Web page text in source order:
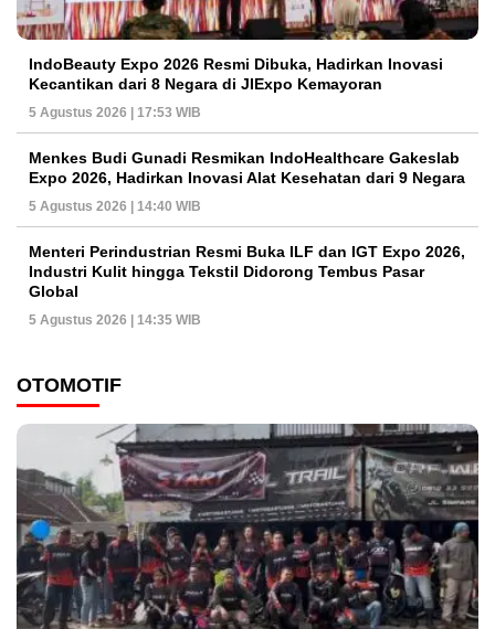
IndoBeauty Expo 2026 Resmi Dibuka, Hadirkan Inovasi
Kecantikan dari 8 Negara di JIExpo Kemayoran
5 Agustus 2026 | 17:53 WIB
Menkes Budi Gunadi Resmikan IndoHealthcare Gakeslab
Expo 2026, Hadirkan Inovasi Alat Kesehatan dari 9 Negara
5 Agustus 2026 | 14:40 WIB
Menteri Perindustrian Resmi Buka ILF dan IGT Expo 2026,
Industri Kulit hingga Tekstil Didorong Tembus Pasar
Global
5 Agustus 2026 | 14:35 WIB
OTOMOTIF